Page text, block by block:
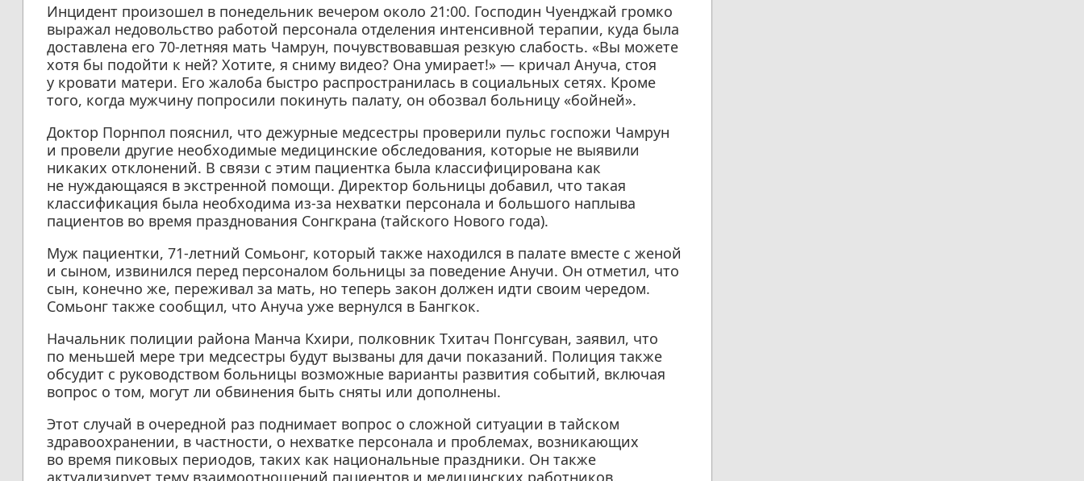
Инцидент произошел в понедельник вечером около 21:00. Господин Чуенджай громко
выражал недовольство работой персонала отделения интенсивной терапии, куда была
доставлена его 70-летняя мать Чамрун, почувствовавшая резкую слабость. «Вы можете
хотя бы подойти к ней? Хотите, я сниму видео? Она умирает!» — кричал Ануча, стоя
у кровати матери. Его жалоба быстро распространилась в социальных сетях. Кроме
того, когда мужчину попросили покинуть палату, он обозвал больницу «бойней».
Доктор Порнпол пояснил, что дежурные медсестры проверили пульс госпожи Чамрун
и провели другие необходимые медицинские обследования, которые не выявили
никаких отклонений. В связи с этим пациентка была классифицирована как
не нуждающаяся в экстренной помощи. Директор больницы добавил, что такая
классификация была необходима из-за нехватки персонала и большого наплыва
пациентов во время празднования Сонгкрана (тайского Нового года).
Муж пациентки, 71-летний Сомьонг, который также находился в палате вместе с женой
и сыном, извинился перед персоналом больницы за поведение Анучи. Он отметил, что
сын, конечно же, переживал за мать, но теперь закон должен идти своим чередом.
Сомьонг также сообщил, что Ануча уже вернулся в Бангкок.
Начальник полиции района Манча Кхири, полковник Тхитач Понгсуван, заявил, что
по меньшей мере три медсестры будут вызваны для дачи показаний. Полиция также
обсудит с руководством больницы возможные варианты развития событий, включая
вопрос о том, могут ли обвинения быть сняты или дополнены.
Этот случай в очередной раз поднимает вопрос о сложной ситуации в тайском
здравоохранении, в частности, о нехватке персонала и проблемах, возникающих
во время пиковых периодов, таких как национальные праздники. Он также
актуализирует тему взаимоотношений пациентов и медицинских работников,